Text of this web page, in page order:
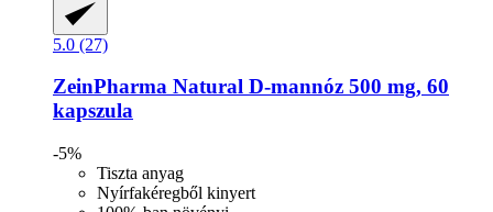
5.0 (27)
ZeinPharma Natural D-​mannóz 500 mg, 60
kapszula
-5%
Tiszta anyag
Nyírfakéregből kinyert